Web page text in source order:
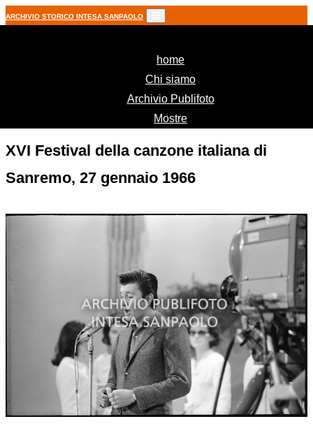
ARCHIVIO STORICO INTESA SANPAOLO
home(current)
Chi siamo
Archivio Publifoto
Mostre
XVI Festival della canzone italiana di
Sanremo, 27 gennaio 1966